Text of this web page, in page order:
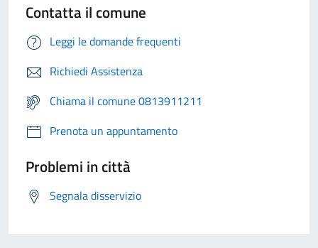
Contatta il comune
Leggi le domande frequenti
Richiedi Assistenza
Chiama il comune 0813911211
Prenota un appuntamento
Problemi in città
Segnala disservizio